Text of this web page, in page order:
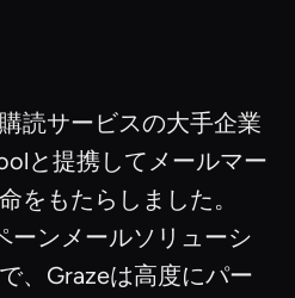
読サービスの大手企業
と提携してメールマー
をもたらしました。
ーンメールソリューシ
、Grazeは高度にパー